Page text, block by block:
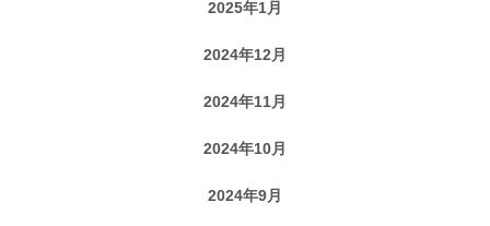
2025年1月
2024年12月
2024年11月
2024年10月
2024年9月